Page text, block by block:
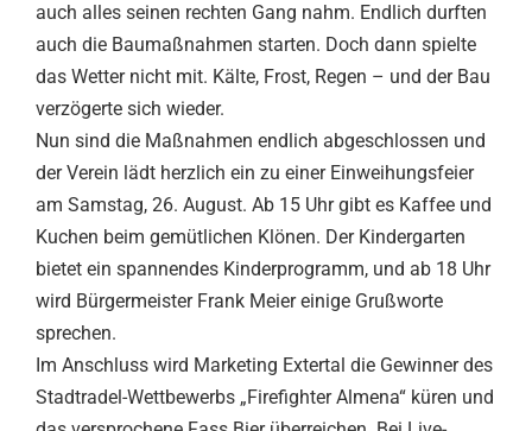
auch alles seinen rechten Gang nahm. Endlich durften
auch die Baumaßnahmen starten. Doch dann spielte
das Wetter nicht mit. Kälte, Frost, Regen – und der Bau
verzögerte sich wieder.
Nun sind die Maßnahmen endlich abgeschlossen und
der Verein lädt herzlich ein zu einer Einweihungsfeier
am Samstag, 26. August. Ab 15 Uhr gibt es Kaffee und
Kuchen beim gemütlichen Klönen. Der Kindergarten
bietet ein spannendes Kinderprogramm, und ab 18 Uhr
wird Bürgermeister Frank Meier einige Grußworte
sprechen.
Im Anschluss wird Marketing Extertal die Gewinner des
Stadtradel-Wettbewerbs „Firefighter Almena“ küren und